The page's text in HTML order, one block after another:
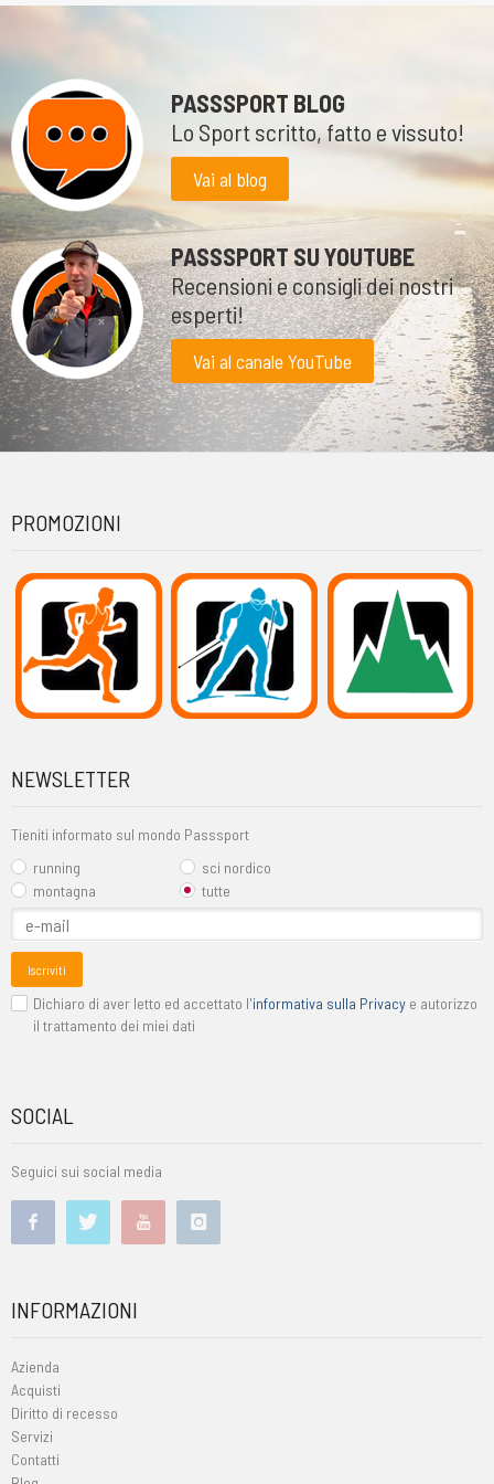
PASSSPORT BLOG
Lo Sport scritto, fatto e vissuto!
Vai al blog
PASSSPORT SU YOUTUBE
Recensioni e consigli dei nostri
esperti!
Vai al canale YouTube
PROMOZIONI
NEWSLETTER
Tieniti informato sul mondo Passsport
running
sci nordico
montagna
tutte
Iscriviti
Dichiaro di aver letto ed accettato l'informativa sulla Privacy e autorizzo
il trattamento dei miei dati
SOCIAL
Seguici sui social media
INFORMAZIONI
Azienda
Acquisti
Diritto di recesso
Servizi
Contatti